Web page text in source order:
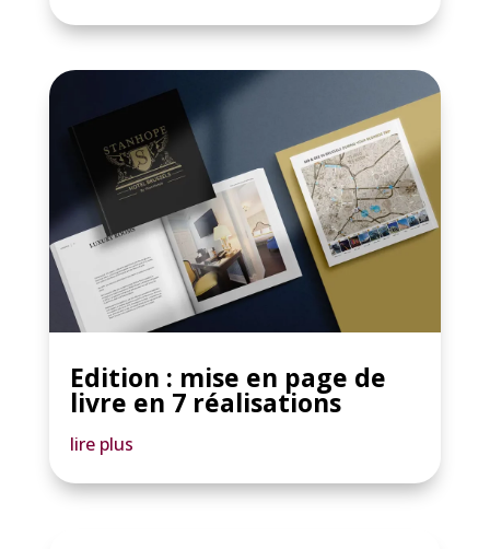
Edition : mise en page de
livre en 7 réalisations
lire plus